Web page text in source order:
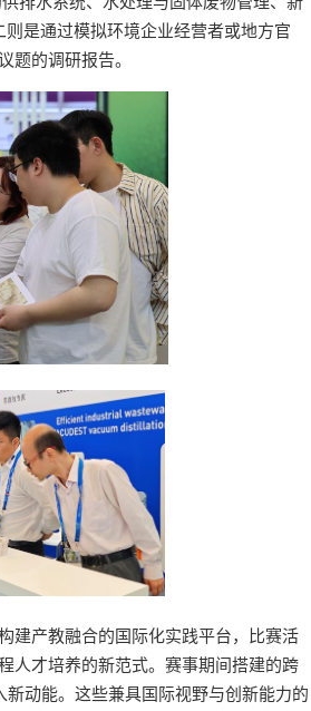
是通过模拟环境企业经营者或地方官
题的调研报告。
建产教融合的国际化实践平台，比赛活
人才培养的新范式。赛事期间搭建的跨
动能。这些兼具国际视野与创新能力的